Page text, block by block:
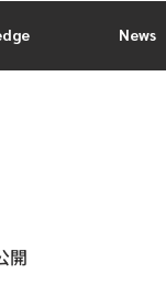
開
News